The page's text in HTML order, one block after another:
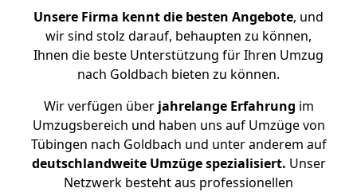
Unsere Firma kennt die besten Angebote, und
wir sind stolz darauf, behaupten zu können,
Ihnen die beste Unterstützung für Ihren Umzug
nach Goldbach bieten zu können.
Wir verfügen überjahrelange Erfahrung im
Umzugsbereich und haben uns auf Umzüge von
Tübingen nach Goldbach und unter anderem auf
deutschlandweite Umzüge spezialisiert. Unser
Netzwerk besteht aus professionellen